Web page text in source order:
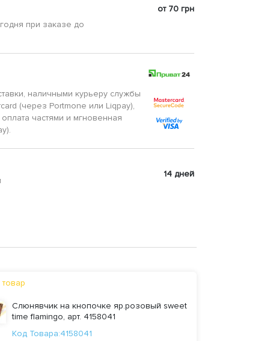
при заказе до
от 70 грн
наличными курьеру службы
(через Portmone или Liqpay),
частями и мгновенная
14 дней
Слюнявчик на кнопочке яр.розовый sweet
time flamingo, арт. 4158041
Код Товара:4158041